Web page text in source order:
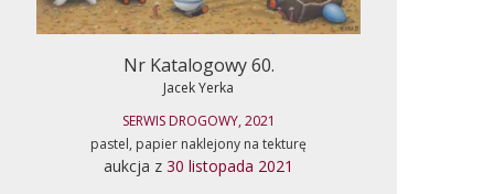
Nr Katalogowy 60.
Jacek Yerka
SERWIS DROGOWY, 2021
pastel, papier naklejony na tekturę
aukcja z 30 listopada 2021